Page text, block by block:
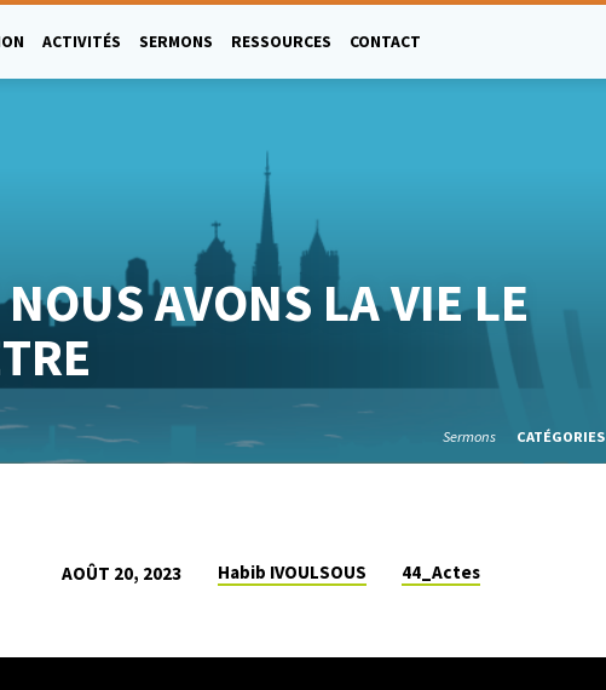
ACTIVITÉS SERMONS RESSOURCES CONTACT
AVONS LA VIE LE
Sermons CATÉGORIES
AOÛT 20, 2023 Habib IVOULSOUS 44_Actes